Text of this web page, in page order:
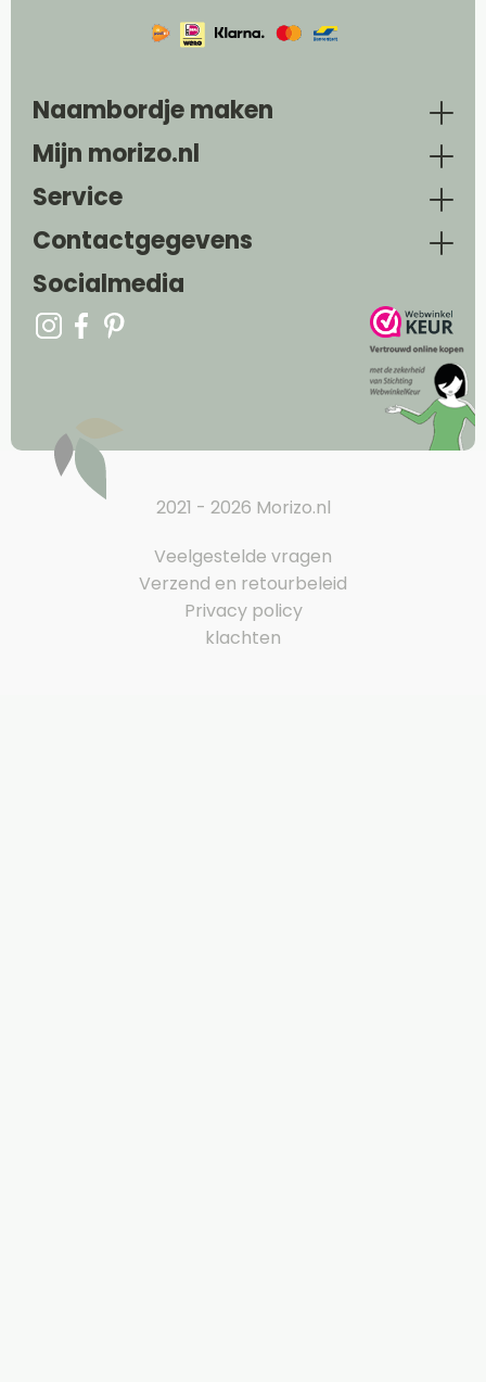
Naambordje maken
Mijn morizo.nl
Service
Contactgegevens
Socialmedia
2021 - 2026 Morizo.nl
Veelgestelde vragen
Verzend en retourbeleid
Privacy policy
klachten